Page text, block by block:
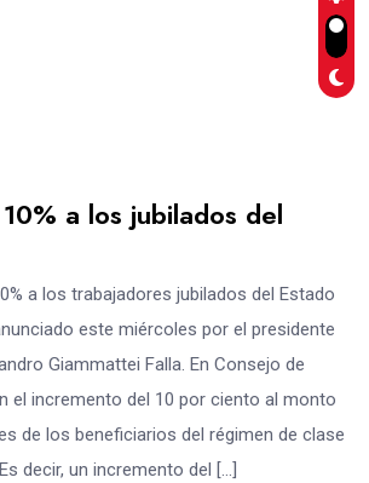
a los jubilados del
a los trabajadores jubilados del Estado
este miércoles por el presidente
Giammattei Falla. En Consejo de
el incremento del 10 por ciento al monto
de los beneficiarios del régimen de clase
decir, un incremento del […]